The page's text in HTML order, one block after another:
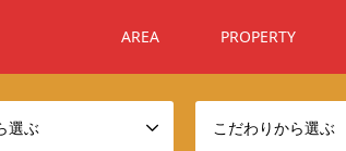
AREA PROPERTY
選ぶ こだわりから選ぶ